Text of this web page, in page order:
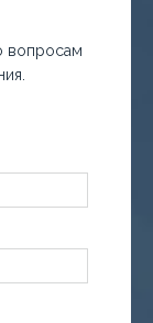
вопросам